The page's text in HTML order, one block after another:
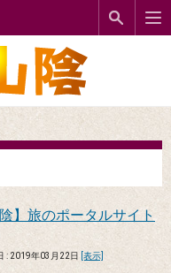
】旅のポータルサイト
: 2019年03月22日 [表示]